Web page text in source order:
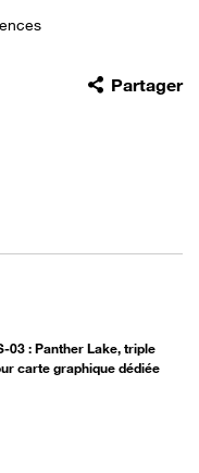
Partager
03 : Panther Lake, triple
carte graphique dédiée